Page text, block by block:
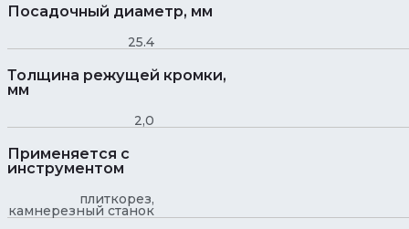
Посадочный диаметр, мм
25.4
Толщина режущей кромки,
мм
2,0
Применяется с
инструментом
плиткорез,
камнерезный станок